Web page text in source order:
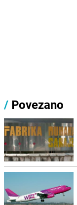
/ Povezano